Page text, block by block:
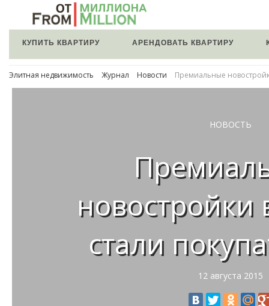
КУПИТЬ КВАРТИРУ АРЕНДОВАТЬ КВАРТИРУ
Элитная недвижимость Журнал Новости Премиальные
НОВОСТЬ
новостройки
стали
12 августа 2015